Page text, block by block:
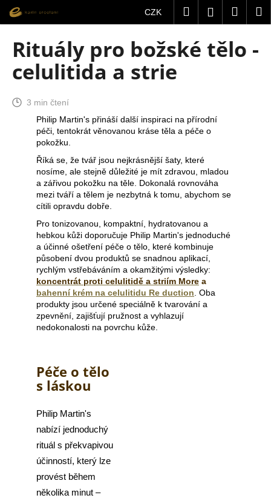
obsah
CZK HledatPřihlášení
Rituály pro božské tělo -
celulitida a strie
3 min čtení
Philip Martin's přináší další inspiraci na přírodní
péči, tentokrát věnovanou kráse těla a péče o
pokožku.
Říká se, že tvář jsou nejkrásnější šaty, které
nosíme, ale stejně důležité je mít zdravou, mladou
a zářivou pokožku na těle. Dokonalá rovnováha
mezi tváří a tělem je nezbytná k tomu, abychom se
cítili opravdu dobře.
Pro tonizovanou, kompaktní, hydratovanou a
hebkou kůži doporučuje Philip Martin's jednoduché
a účinné ošetření péče o tělo, které kombinuje
působení dvou produktů se snadnou aplikací,
rychlým vstřebáváním a okamžitými výsledky:
koncentrát proti celulitidě a striím More a
bahenní krém na celulitidu Re duction . Oba
produkty jsou určené speciálně k tvarování a
zpevnění, zajišťují pružnost a vyhlazují
nedokonalosti na povrchu kůže.
Péče o tělo
s láskou
Philip Martin's
nabízí jednoduchý
rituál s překvapivou
účinností, který lze
provést během
několika minut –
o
C
o
p
o
HLEDAT